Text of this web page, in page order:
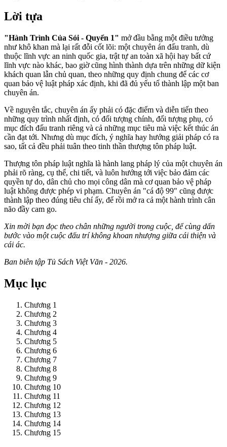
Lời tựa
"Hành Trình Của Sói - Quyển 1" mở đầu bằng một điều tưởng
như khô khan mà lại rất đỗi cốt lõi: một chuyên án đấu tranh, dù
thuộc lĩnh vực an ninh quốc gia, trật tự an toàn xã hội hay bất cứ
lĩnh vực nào khác, bao giờ cũng hình thành dựa trên những dữ kiện
khách quan lẫn chủ quan, theo những quy định chung để các cơ
quan bảo vệ luật pháp xác định, khi đã đủ yếu tố thành lập một ban
chuyên án.
Về nguyên tắc, chuyên án ấy phải có đặc điểm và diễn tiến theo
những quy trình nhất định, có đối tượng chính, đối tượng phụ, có
mục đích đấu tranh riêng và cả những mục tiêu mà việc kết thúc án
cần đạt tới. Nhưng dù mục đích, ý nghĩa hay hướng giải pháp có ra
sao, tất cả đều phải tuân theo tinh thần thượng tôn pháp luật.
Thượng tôn pháp luật nghĩa là hành lang pháp lý của một chuyên án
phải rõ ràng, cụ thể, chi tiết, và luôn hướng tới việc bảo đảm các
quyền tự do, dân chủ cho mọi công dân mà cơ quan bảo vệ pháp
luật không được phép vi phạm. Chuyên án "cá độ 99" cũng được
thành lập theo đúng tiêu chí ấy, để rồi mở ra cả một hành trình cân
não đầy cam go.
Xin mời bạn đọc theo chân những người trong cuộc, để cùng dấn
bước vào một cuộc đấu trí không khoan nhượng giữa cái thiện và
cái ác.
Ban biên tập Tủ Sách Việt Văn - 2026.
Mục lục
Chương 1
Chương 2
Chương 3
Chương 4
Chương 5
Chương 6
Chương 7
Chương 8
Chương 9
Chương 10
Chương 11
Chương 12
Chương 13
Chương 14
Chương 15